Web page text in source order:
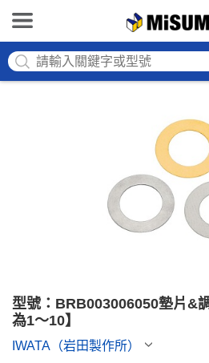
型號：BRB003006050墊片&
為1～10】
IWATA（岩田製作所）